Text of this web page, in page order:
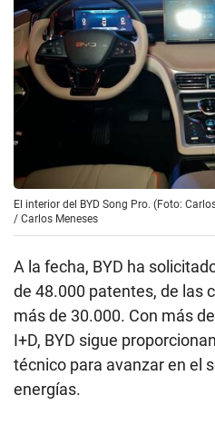
El interior del BYD Song Pro. (Foto:
/ Carlos Meneses
A la fecha, BYD ha
de 48.000 patentes, de las
más de 30.000. Con más
I+D, BYD sigue
técnico para avanzar en el
energías.